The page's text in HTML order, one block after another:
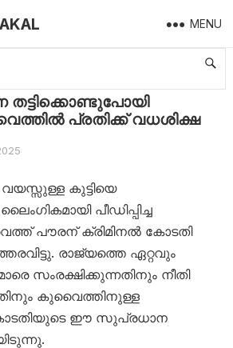
MENU
തട്ടിക്കൊണ്ടുപോയി പീഡിപ്പിച്ചു; കുവൈത്തിൽ പ്രതിക്ക് വധശിക്ഷ
പ്രതിക്ക് വധശിക്ഷ
കുട്ടിയെ
പീഡിപ്പിച്ച
പൗരന് ക്രിമിനൽ കോടതി
രാജ്യത്തെ ഏറ്റവും
സംരക്ഷിക്കുന്നതിനും നീതി
കുവൈത്തിനുള്ള
ഈ സുപ്രധാന